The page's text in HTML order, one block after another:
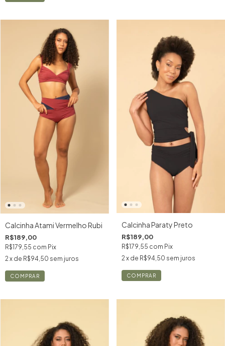
Calcinha Atami Vermelho Rubi
R$189,00
R$179,55 com Pix
2 x de R$94,50 sem juros
COMPRAR
Calcinha Paraty Preto
R$189,00
R$179,55 com Pix
2x de R$94,50 sem juros
COMPRAR